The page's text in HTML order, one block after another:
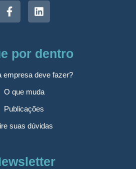
por dentro
empresa deve fazer?
O que muda
Publicações
suas dúvidas